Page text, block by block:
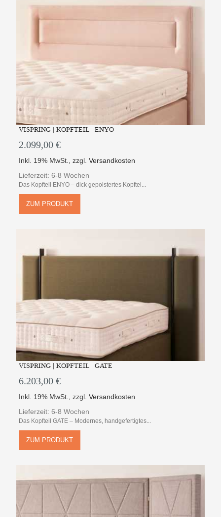
VISPRING | KOPFTEIL | ENYO
2.099,00 €
Inkl. 19% MwSt. ,zzgl.Versandkosten
Lieferzeit: 6-8 Wochen
Das Kopfteil ENYO – dick gepolstertes Kopftei...
ZUM PRODUKT
VISPRING | KOPFTEIL | GATE
6.203,00 €
Inkl. 19% MwSt. ,zzgl.Versandkosten
Lieferzeit: 6-8 Wochen
Das Kopfteil GATE – Modernes, handgefertigtes...
ZUM PRODUKT